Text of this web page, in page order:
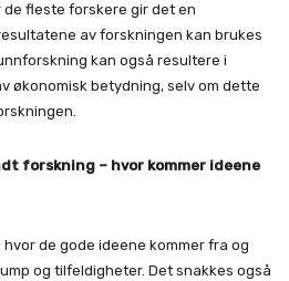
fleste forskere gir det en
av forskningen kan brukes
kan også resultere i
økonomisk betydning, selv om dette
forskning – hvor kommer ideene
de gode ideene kommer fra og
og tilfeldigheter. Det snakkes også